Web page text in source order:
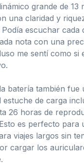
grande de 13
una claridad y
escuchar cada
nota con una
me sentí como si
batería también fue
estuche de carga
26 horas de
es perfecto para
viajes largos sin
cargar los